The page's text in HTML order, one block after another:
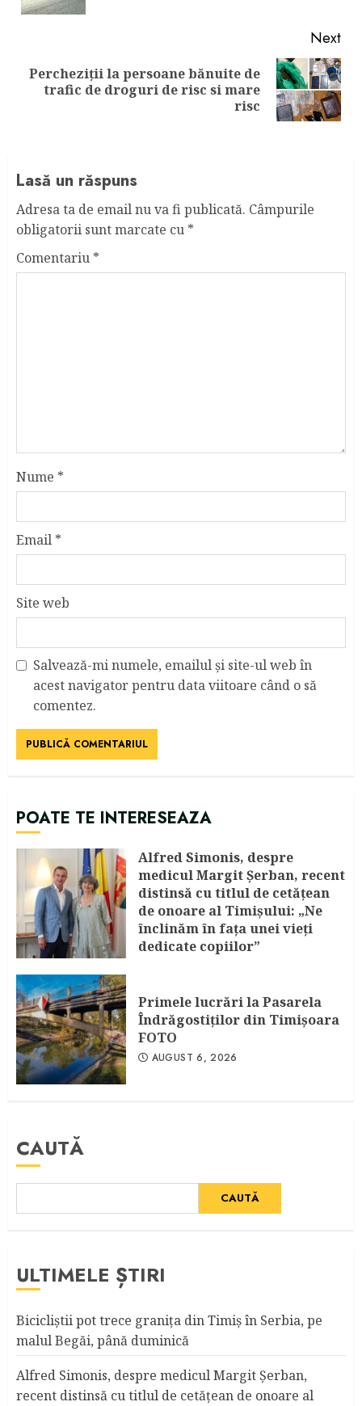
Next
Next
Percheziții la persoane bănuite de
trafic de droguri de risc si mare
risc
Lasă un răspuns
Adresa ta de email nu va fi publicată. Câmpurile
obligatorii sunt marcate cu *
Comentariu *
Nume *
Email *
Site web
Salvează-mi numele, emailul și site-ul web în
acest navigator pentru data viitoare când o să
comentez.
POATE TE INTERESEAZA
Alfred Simonis, despre
medicul Margit Şerban, recent
distinsă cu titlul de cetățean
de onoare al Timişului: „Ne
înclinăm în fața unei vieți
dedicate copiilor”
Primele lucrări la Pasarela
Îndrăgostiţilor din Timişoara
FOTO
AUGUST 6, 2026
CAUTĂ
CAUTĂ
ULTIMELE ȘTIRI
Bicicliştii pot trece graniţa din Timiş în Serbia, pe
malul Begăi, până duminică
Alfred Simonis, despre medicul Margit Şerban,
recent distinsă cu titlul de cetățean de onoare al